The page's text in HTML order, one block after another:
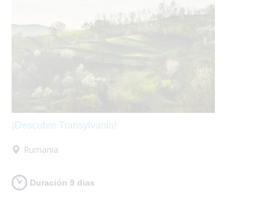
¡Descubre Transylvania!
Rumania
Duración 9 dias